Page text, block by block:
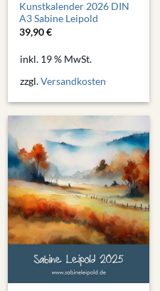
Kunstkalender 2026 DIN
A3 Sabine Leipold
39,90€
inkl. 19 % MwSt.
zzgl.Versandkosten